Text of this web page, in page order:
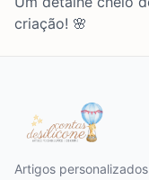
criação! 🌸
Artigos